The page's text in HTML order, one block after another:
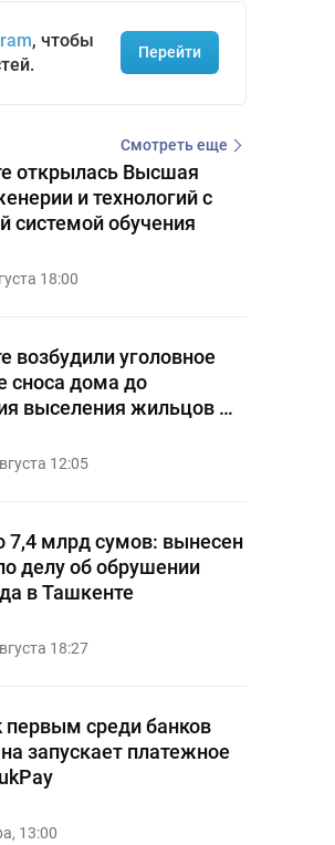
, чтобы
Перейти
Смотреть еще
открылась Высшая
и технологий с
системой обучения
18:00
возбудили уголовное
сноса дома до
выселения жильцов —
12:05
7,4 млрд сумов: вынесен
делу об обрушении
в Ташкенте
18:27
первым среди банков
запускает платежное
13:00